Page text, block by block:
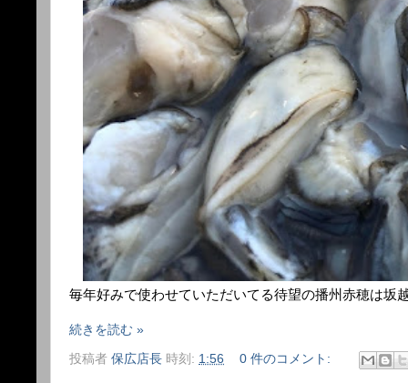
毎年好みで使わせていただいてる待望の播州赤穂は坂
続きを読む »
投稿者 保広店長 時刻: 1:56 0 件のコメント: